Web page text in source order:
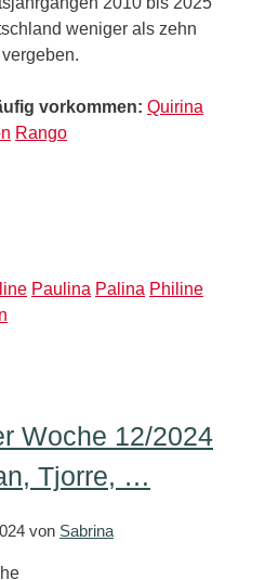
weniger als zehn
vorkommen: Quirina
Rango
Paulina Palina Philine
Woche 12/2024
Tjorre, …
von Sabrina